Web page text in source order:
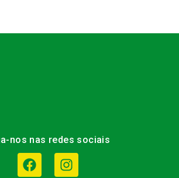
nos nas redes sociais